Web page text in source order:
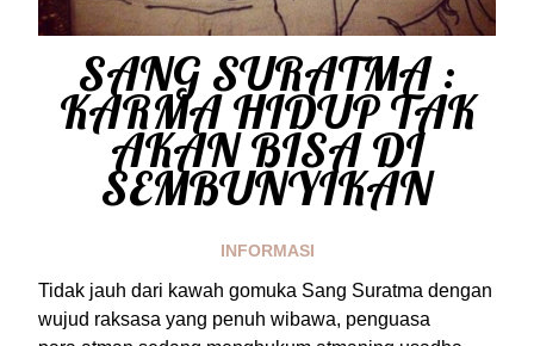
SANG SURATMA :
KARMA HIDUP TAK
AKAN BISA DI
SEMBUNYIKAN
INFORMASI
Tidak jauh dari kawah gomuka Sang Suratma dengan
wujud raksasa yang penuh wibawa, penguasa